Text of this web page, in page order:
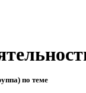
по теме